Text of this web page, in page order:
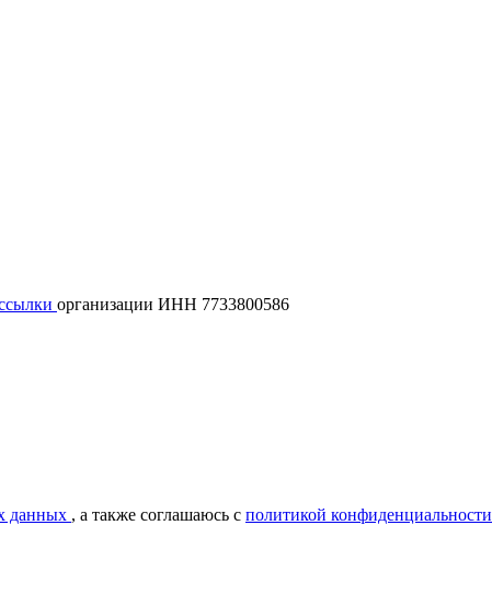
организации ИНН 7733800586
данных , а также соглашаюсь с политикой конфиденциальности